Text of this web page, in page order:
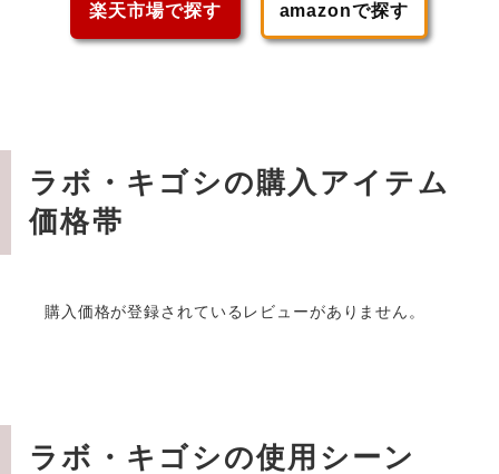
楽天市場で探す amazonで探す
ラボ・キゴシの購入アイテム
価格帯
購入価格が登録されているレビューがありません。
ラボ・キゴシの使用シーン